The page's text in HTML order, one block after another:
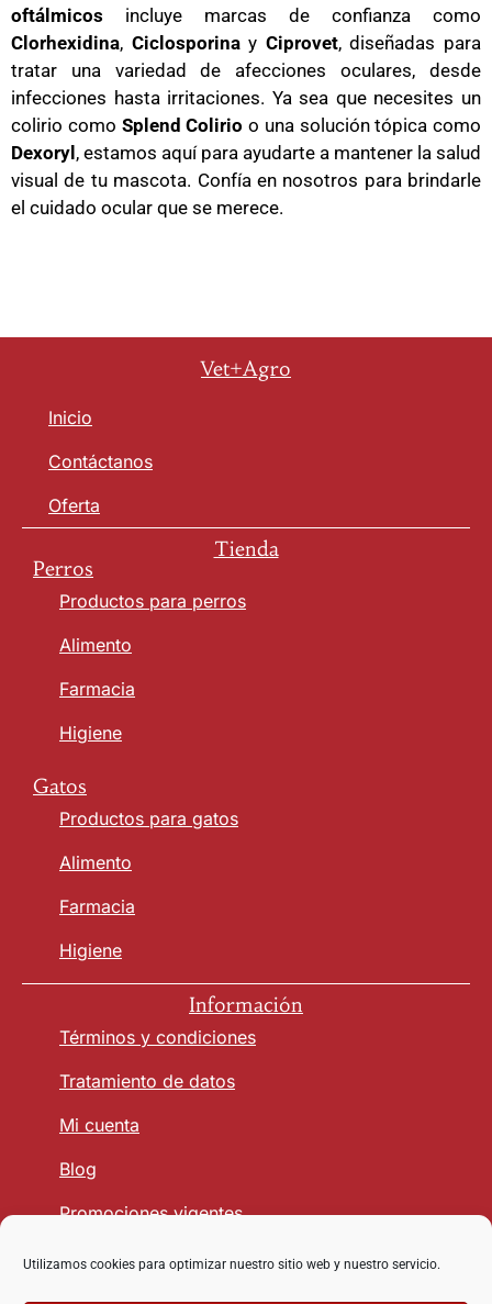
Utilizamos cookies para optimizar nuestro sitio web y nuestro servicio.
oftálmicos incluye marcas de confianza como
Clorhexidina, Ciclosporinay Ciprovet, diseñadas para
tratar una variedad de afecciones oculares, desde
infecciones hasta irritaciones. Ya sea que necesites un
colirio como Splend Colirio o una solución tópica como
Dexoryl, estamos aquí para ayudarte a mantener la salud
visual de tu mascota. Confía en nosotros para brindarle
el cuidado ocular que se merece.
Vet+Agro
Inicio
Contáctanos
Oferta
Tienda
Perros
Productos para perros
Alimento
Farmacia
Higiene
Gatos
Productos para gatos
Alimento
Farmacia
Higiene
Información
Términos y condiciones
Tratamiento de datos
Mi cuenta
Blog
Promociones vigentes
Seguridad y Confianza